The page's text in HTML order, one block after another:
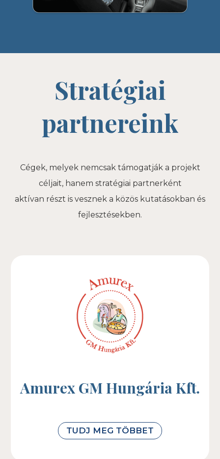
Stratégiai
partnereink
Cégek, melyek nemcsak támogatják a projekt
céljait, hanem stratégiai partnerként
aktívan részt is vesznek a közös kutatásokban és
fejlesztésekben.
Amurex GM Hungária Kft.
TUDJ MEG TÖBBET